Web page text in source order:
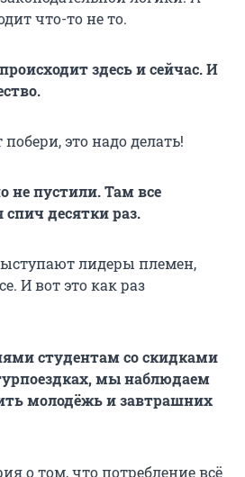
что-то не то.
здесь и сейчас. И
это надо делать!
не пустили. Там все
спич десятки раз.
лидеры племен,
И вот это как раз
студентам со скидками
мы наблюдаем
молодёжь и завтрашних
о том, что потребление всё